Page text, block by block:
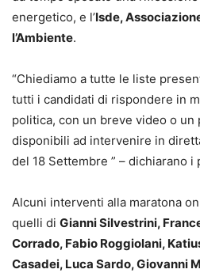
energetico, e l’Isde,
l’Ambiente.
“Chiediamo a tutte le liste
tutti i candidati di rispondere in
politica, con un breve video o un
disponibili ad intervenire in
del 18 Settembre ” – dichiarano i
Alcuni interventi alla maratona
quelli di Gianni Silvestrini,
Corrado, Fabio Roggiolani,
Casadei, Luca Sardo, Giovanni